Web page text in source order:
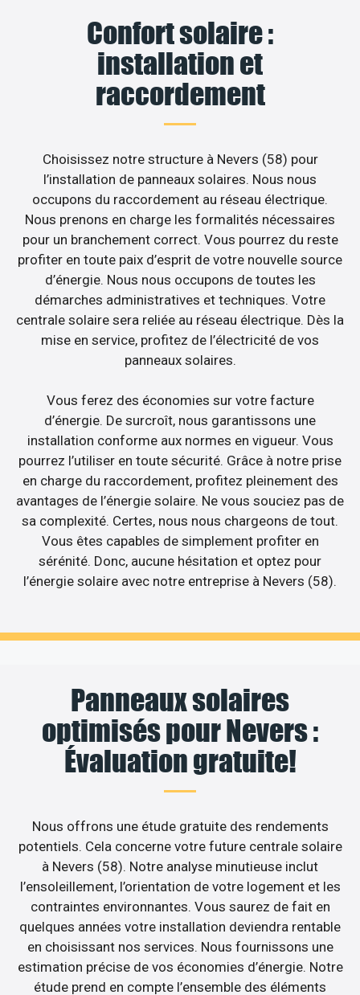
Confort solaire :
installation et
raccordement
Choisissez notre structure à Nevers (58) pour
l’installation de panneaux solaires. Nous nous
occupons du raccordement au réseau électrique.
Nous prenons en charge les formalités nécessaires
pour un branchement correct. Vous pourrez du reste
profiter en toute paix d’esprit de votre nouvelle source
d’énergie. Nous nous occupons de toutes les
démarches administratives et techniques. Votre
centrale solaire sera reliée au réseau électrique. Dès la
mise en service, profitez de l’électricité de vos
panneaux solaires.
Vous ferez des économies sur votre facture
d’énergie. De surcroît, nous garantissons une
installation conforme aux normes en vigueur. Vous
pourrez l’utiliser en toute sécurité. Grâce à notre prise
en charge du raccordement, profitez pleinement des
avantages de l’énergie solaire. Ne vous souciez pas de
sa complexité. Certes, nous nous chargeons de tout.
Vous êtes capables de simplement profiter en
sérénité. Donc, aucune hésitation et optez pour
l’énergie solaire avec notre entreprise à Nevers (58).
Panneaux solaires
optimisés pour Nevers :
Évaluation gratuite!
Nous offrons une étude gratuite des rendements
potentiels. Cela concerne votre future centrale solaire
à Nevers (58). Notre analyse minutieuse inclut
l’ensoleillement, l’orientation de votre logement et les
contraintes environnantes. Vous saurez de fait en
quelques années votre installation deviendra rentable
en choisissant nos services. Nous fournissons une
estimation précise de vos économies d’énergie. Notre
étude prend en compte l’ensemble des éléments